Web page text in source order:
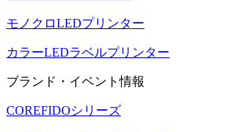
モノクロLEDプリンター
カラーLEDラベルプリンター
ブランド・イベント情報
COREFIDOシリーズ